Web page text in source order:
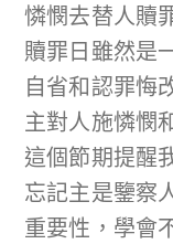
憐憫去替人贖
贖罪日雖然是
自省和認罪悔
主對人施憐憫
這個節期提醒
忘記主是鑒察
重要性，學會